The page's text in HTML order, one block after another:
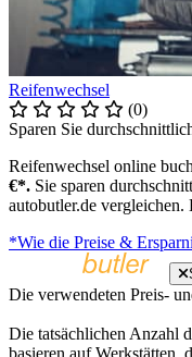
Reifenwechsel
(0)
Sparen Sie
Reifenwechsel online
€*. Sie sparen
autobutler.de
*Wie die Preise &
Die verwendeten Preis-
Die tatsächlichen Anzahl
basieren auf Werkstätten,